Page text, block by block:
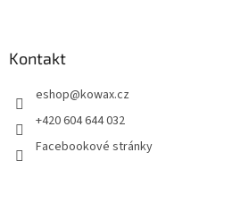
Kontakt
eshop@kowax.cz
+420 604 644 032
Facebookové stránky